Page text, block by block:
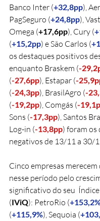
Banco Inter (+32,8pp),
PagSeguro (+24,8pp),
Omega (+17,6pp), Cury (
(+15,2pp) e São Carlos (
os destaques positivos
enquanto Braskem (-
(-27,6pp), Estapar (-
(-24,3pp), BrasilAgro (-
(-19,2pp), Comgás (-
Sons (-17,3pp), Santos
Log-in (-13,8pp) foram os
negativos de 13/11 a 30/
Cinco empresas
nesse período pelo
significativo do seu
(IViQ): PetroRio (
(+115,9%), Sequoia (